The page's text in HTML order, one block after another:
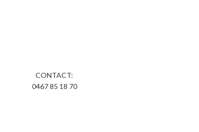
CONTACT:
0467 85 18 70